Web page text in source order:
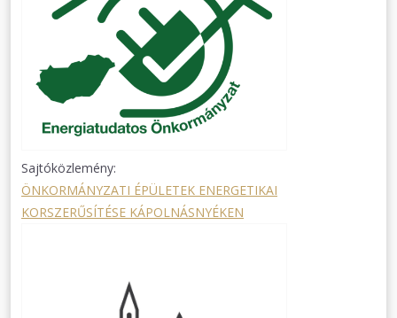
Sajtóközlemény:
ÖNKORMÁNYZATI ÉPÜLETEK ENERGETIKAI
KORSZERŰSÍTÉSE KÁPOLNÁSNYÉKEN